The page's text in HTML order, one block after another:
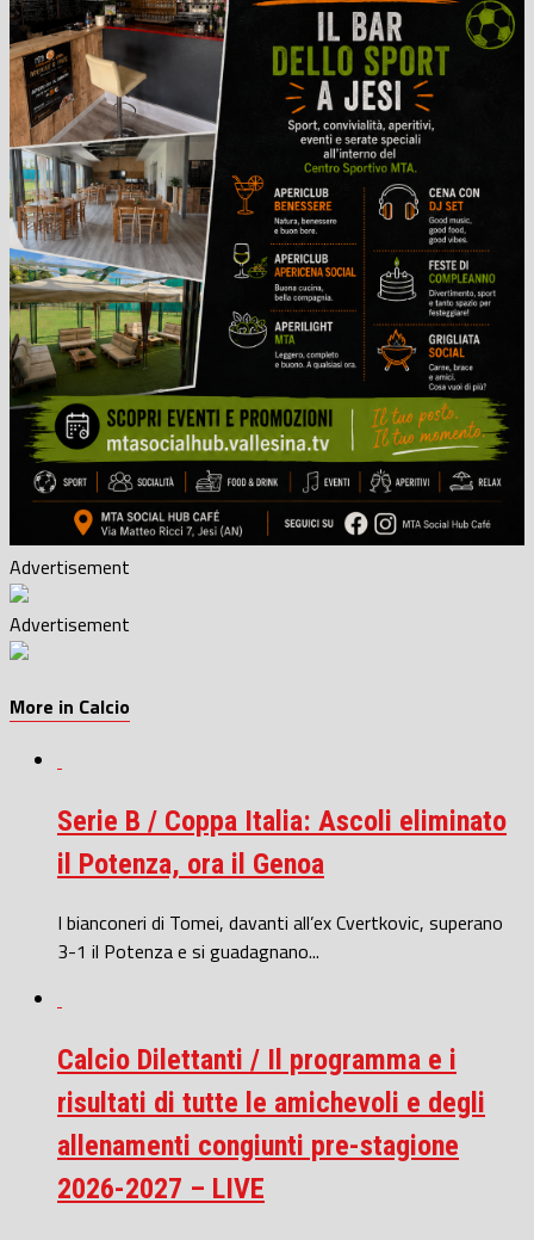
Advertisement
Advertisement
More in Calcio
Serie B / Coppa Italia: Ascoli eliminato
il Potenza, ora il Genoa
I bianconeri di Tomei, davanti all’ex Cvertkovic, superano
3-1 il Potenza e si guadagnano...
Calcio Dilettanti / Il programma e i
risultati di tutte le amichevoli e degli
allenamenti congiunti pre-stagione
2026-2027 – LIVE